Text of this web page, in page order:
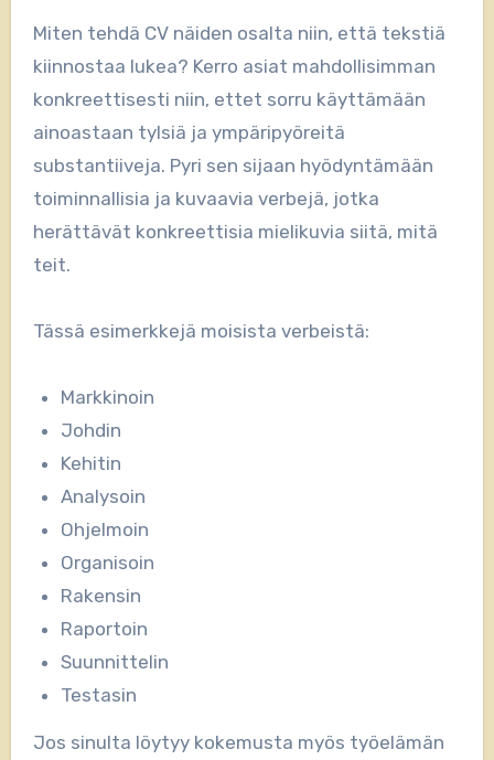
Miten tehdä CV näiden osalta niin, että tekstiä
kiinnostaa lukea? Kerro asiat mahdollisimman
konkreettisesti niin, ettet sorru käyttämään
ainoastaan tylsiä ja ympäripyöreitä
substantiiveja. Pyri sen sijaan hyödyntämään
toiminnallisia ja kuvaavia verbejä, jotka
herättävät konkreettisia mielikuvia siitä, mitä
teit.
Tässä esimerkkejä moisista verbeistä:
Markkinoin
Johdin
Kehitin
Analysoin
Ohjelmoin
Organisoin
Rakensin
Raportoin
Suunnittelin
Testasin
Jos sinulta löytyy kokemusta myös työelämän